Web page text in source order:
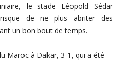
le stade Léopold Sédar
de ne plus abriter des
un bon bout de temps.
Maroc à Dakar, 3-1, qui a été